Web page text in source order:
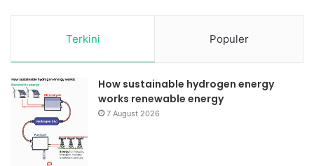
Terkini Populer
How sustainable hydrogen energy
works renewable energy
7 August 2026